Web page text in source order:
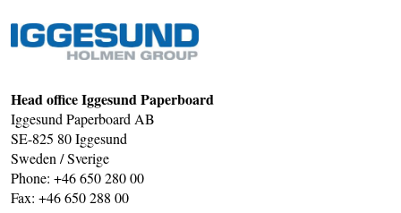
CONTACT US
INS MAIN WEBSITE
Head office Iggesund Paperboard
Iggesund Paperboard AB
SE-825 80 Iggesund
Sweden / Sverige
Phone: +46 650 280 00
Fax: +46 650 288 00